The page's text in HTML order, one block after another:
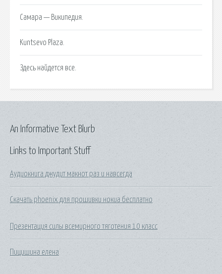
Самара — Википедия.
Kuntsevo Plaza.
Здесь найдется все.
Links to Important Stuff
Аудиокнига джудит макнот раз и навсегда
Скачать phoenix для прошивки нокиа бесплатно
Презентация силы всемирного тяготения 10 класс
Пицишина елена
An Informative Text Blurb